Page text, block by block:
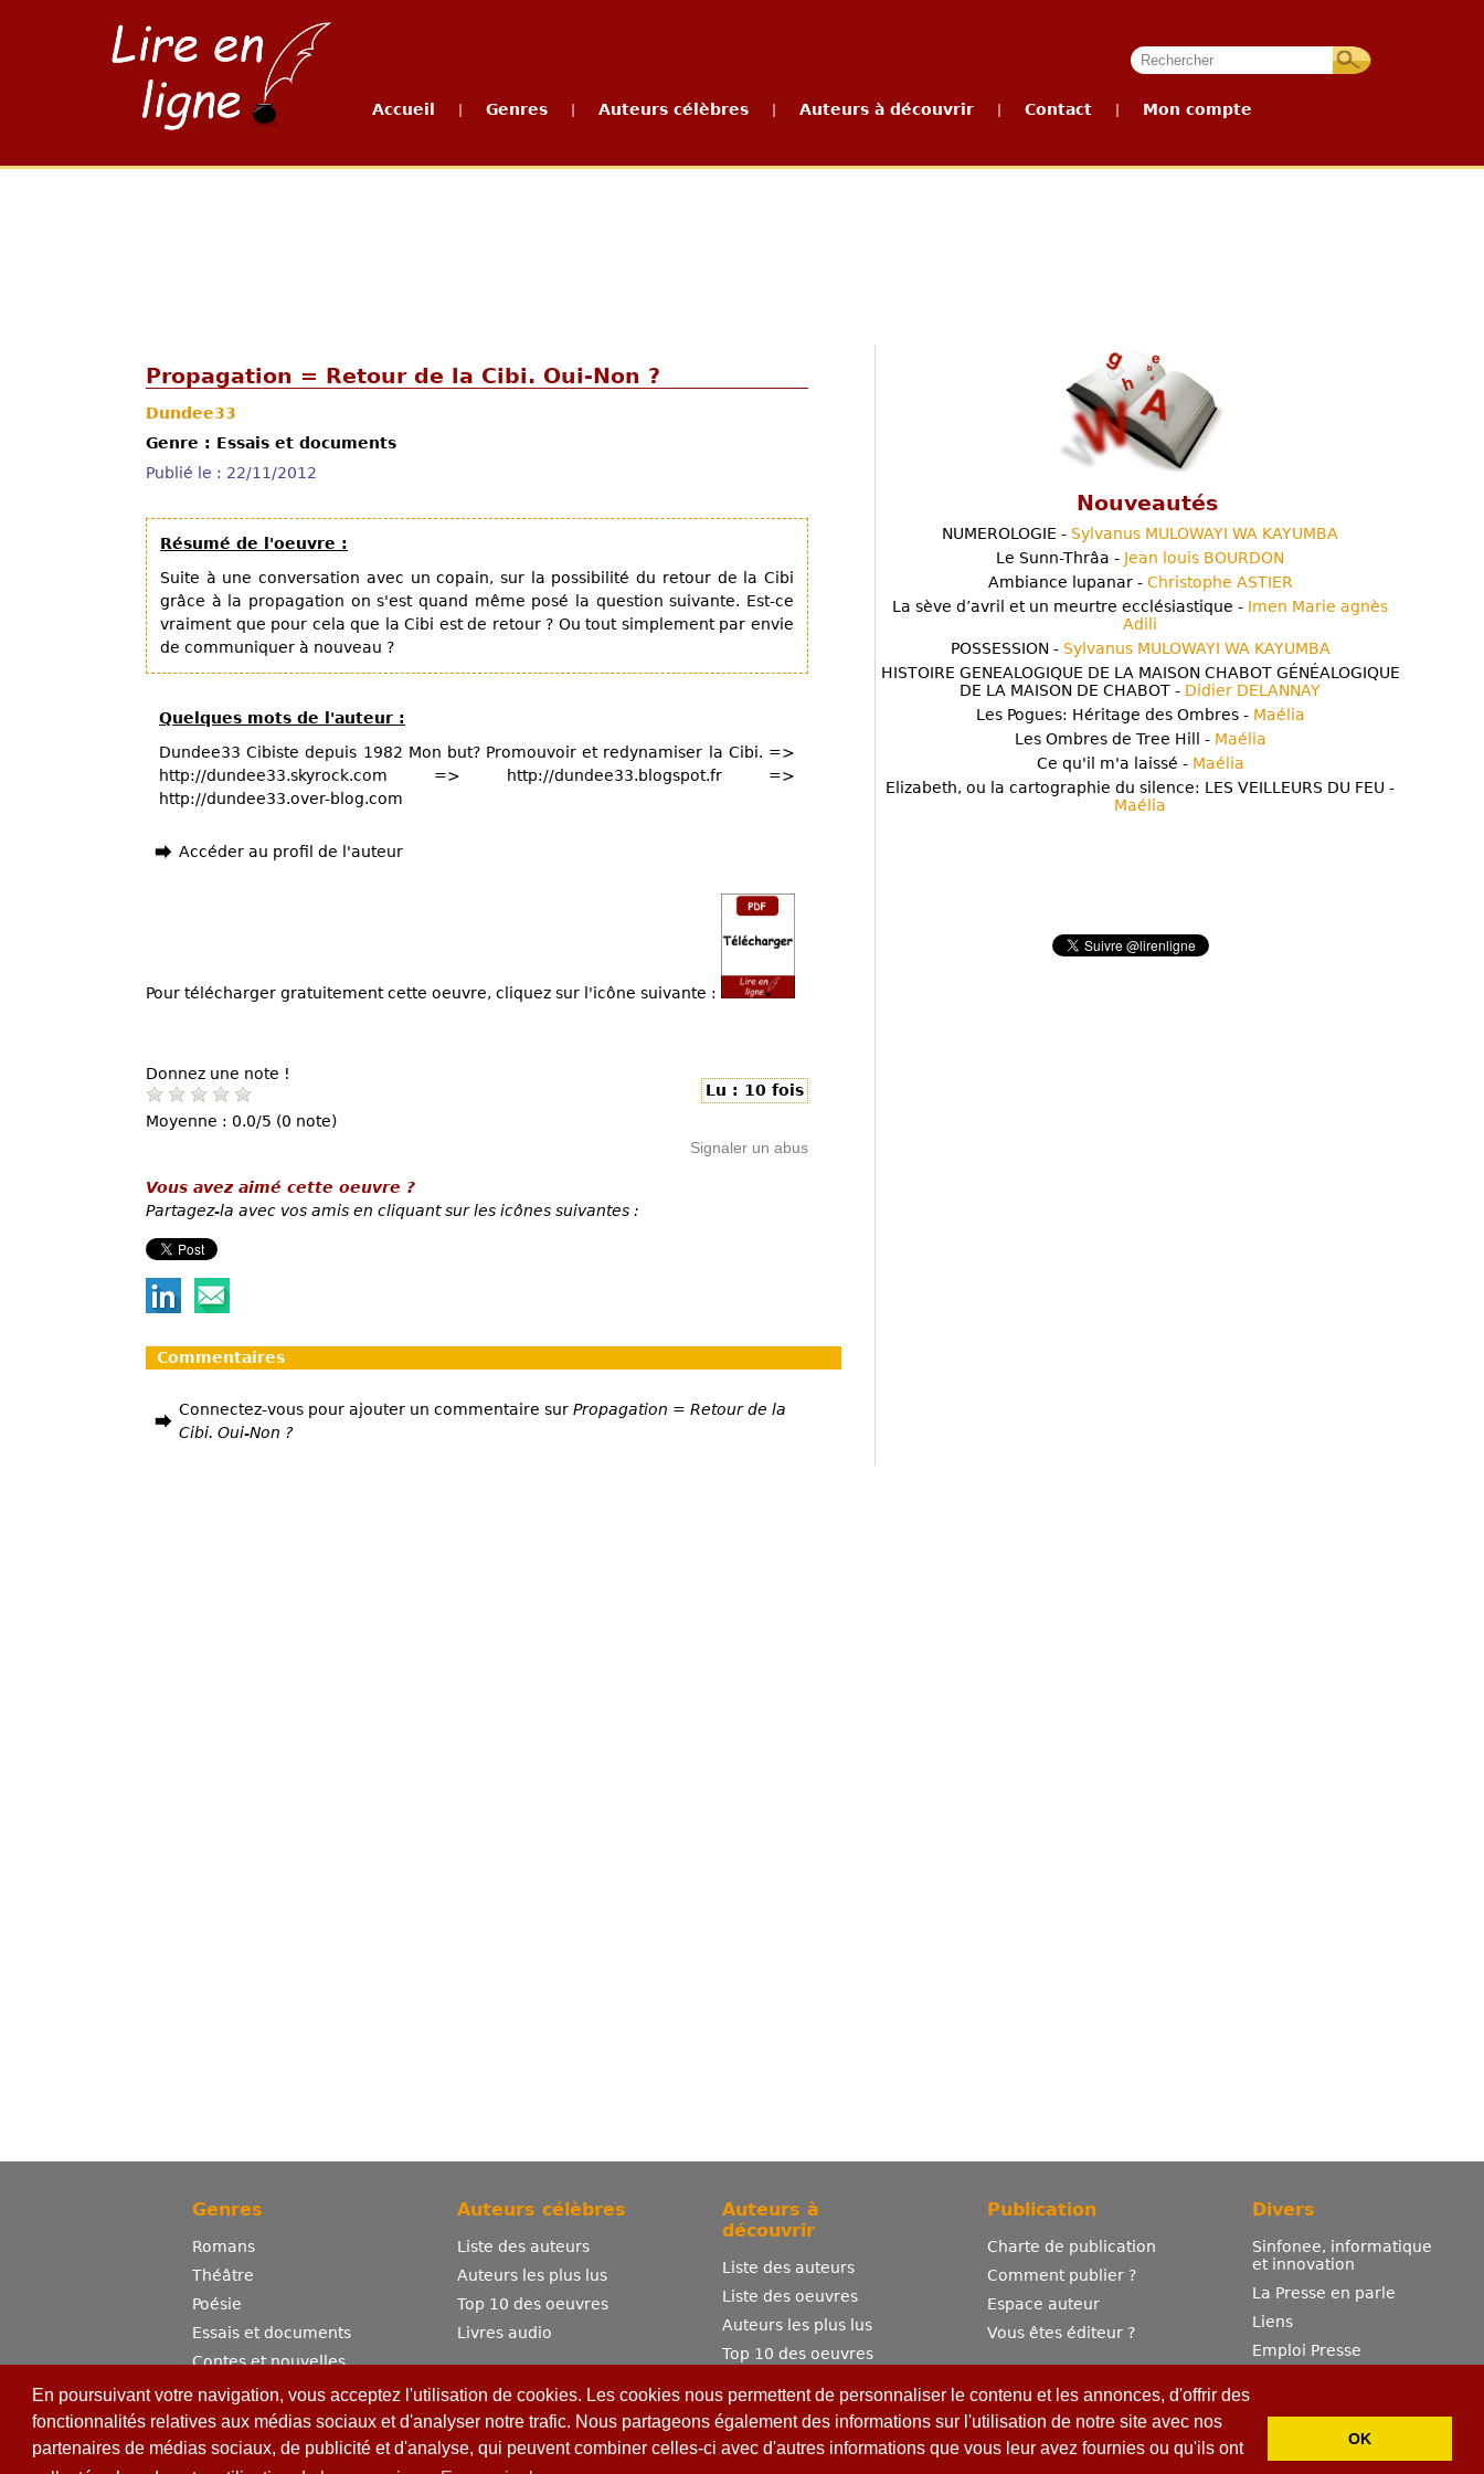
En poursuivant votre navigation, vous acceptez l'utilisation de cookies. Les cookies nous permettent de personnaliser le contenu et les annonces, d'offrir des
fonctionnalités relatives aux médias sociaux et d'analyser notre trafic. Nous partageons également des informations sur l'utilisation de notre site avec nos
partenaires de médias sociaux, de publicité et d'analyse, qui peuvent combiner celles-ci avec d'autres informations que vous leur avez fournies ou qu'ils ont
OK
Accueil Genres Auteurs célèbres Auteurs à découvrir Contact Mon compte
Propagation = Retour de la Cibi. Oui-Non ?
Dundee33
Genre : Essais et documents
Publié le : 22/11/2012
Résumé de l'oeuvre :
Suite à une conversation avec un copain, sur la possibilité du retour de la Cibi
grâce à la propagation on s'est quand même posé la question suivante. Est-ce
vraiment que pour cela que la Cibi est de retour ? Ou tout simplement par envie
de communiquer à nouveau ?
Quelques mots de l'auteur :
Dundee33 Cibiste depuis 1982 Mon but? Promouvoir et redynamiser la Cibi. =>
http://dundee33.skyrock.com => http://dundee33.blogspot.fr =>
http://dundee33.over-blog.com
Accéder au profil de l'auteur
Pour télécharger gratuitement cette oeuvre, cliquez sur l'icône suivante :
Donnez une note !
Moyenne : 0.0/5 (0 note)
Lu : 10 fois
Signaler un abus
Vous avez aimé cette oeuvre ?
Partagez-la avec vos amis en cliquant sur les icônes suivantes :
Commentaires
Connectez-vous pour ajouter un commentaire sur Propagation = Retour de la
Cibi. Oui-Non ?
Nouveautés
NUMEROLOGIE - Sylvanus MULOWAYI WA KAYUMBA
Le Sunn-Thrâa - Jean louis BOURDON
Ambiance lupanar - Christophe ASTIER
La sève d’avril et un meurtre ecclésiastique - Imen Marie agnès
Adili
POSSESSION - Sylvanus MULOWAYI WA KAYUMBA
HISTOIRE GENEALOGIQUE DE LA MAISON CHABOT GÉNÉALOGIQUE
DE LA MAISON DE CHABOT - Didier DELANNAY
Les Pogues: Héritage des Ombres - Maélia
Les Ombres de Tree Hill - Maélia
Ce qu'il m'a laissé - Maélia
Elizabeth, ou la cartographie du silence: LES VEILLEURS DU FEU -
Maélia
Genres
Romans
Théâtre
Poésie
Essais et documents
Contes et nouvelles
Dictionnaire
Sciences
Bandes dessinées
Auteurs célèbres
Liste des auteurs
Auteurs les plus lus
Top 10 des oeuvres
Livres audio
Auteurs à
découvrir
Liste des auteurs
Liste des oeuvres
Auteurs les plus lus
Top 10 des oeuvres
Publication
Charte de publication
Comment publier ?
Espace auteur
Vous êtes éditeur ?
Divers
Sinfonee, informatique
et innovation
La Presse en parle
Liens
Emploi Presse